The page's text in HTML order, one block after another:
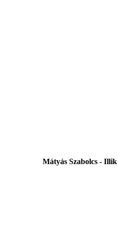
Mátyás Szabolcs -